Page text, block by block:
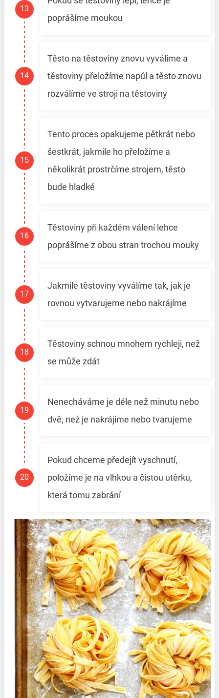
poprášíme moukou
Těsto na těstoviny znovu vyválíme a
těstoviny přeložíme napůl a těsto znovu
rozválíme ve stroji na těstoviny
Tento proces opakujeme pětkrát nebo
šestkrát, jakmile ho přeložíme a
několikrát prostrčíme strojem, těsto
bude hladké
Těstoviny při každém válení lehce
poprášíme z obou stran trochou mouky
Jakmile těstoviny vyválíme tak, jak je
rovnou vytvarujeme nebo nakrájíme
Těstoviny schnou mnohem rychleji, než
se může zdát
Nenecháváme je déle než minutu nebo
dvě, než je nakrájíme nebo tvarujeme
Pokud chceme předejít vyschnutí,
položíme je na vlhkou a čistou utěrku,
která tomu zabrání